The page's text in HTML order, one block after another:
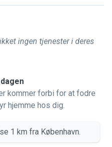
ingen tjenester i deres
kommer forbi for at fodre
hjemme hos dig.
1 km fra København.